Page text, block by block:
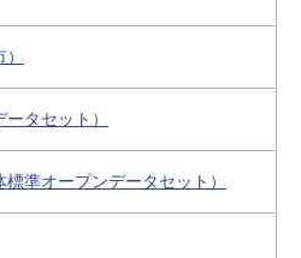
タセット）
準オープンデータセット）